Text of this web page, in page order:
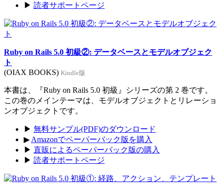
▶ 読者サポートページ
Ruby on Rails 5.0 初級②: データベースとモデルオブジェク
ト
(OIAX BOOKS) Kindle版
本書は、『Ruby on Rails 5.0 初級』シリーズの第 2 巻です。
この巻のメインテーマは、モデルオブジェクトとリレーショ
ンオブジェクトです。
▶ 無料サンプル(PDF)のダウンロード
▶ Amazonでペーパーバック版を購入
▶ 直販によるペーパーバック版の購入
▶ 読者サポートページ